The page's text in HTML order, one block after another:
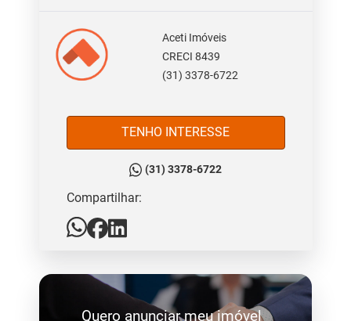
Aceti Imóveis
CRECI 8439
(31) 3378-6722
TENHO INTERESSE
(31) 3378-6722
Compartilhar:
Quero anunciar meu imóvel